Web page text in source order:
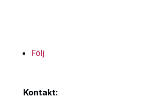
Följ
Kontakt: